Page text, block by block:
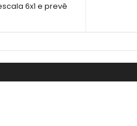
6x1 e prevê